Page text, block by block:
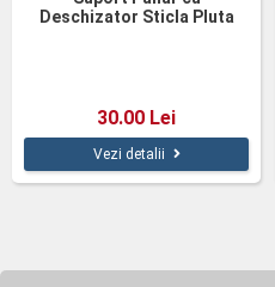
Deschizator Sticla Pluta
30.00 Lei
Vezi detalii